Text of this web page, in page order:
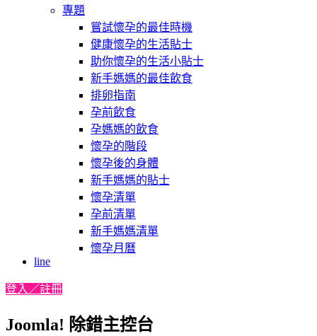
專題
嘗試懷孕的最佳時機
健康懷孕的生活貼士
助你懷孕的生活小貼士
新手媽媽的最佳飲食
排卵指南
孕前飲食
孕媽媽的飲食
懷孕的階段
懷孕後的身體
新手媽媽的貼士
懷孕清單
孕前清單
新手媽媽清單
懷孕月曆
line
登入／註冊
Joomla! 除錯主控台